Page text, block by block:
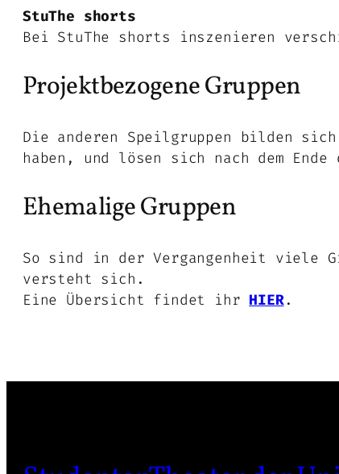
StuThe shorts
Bei StuThe shorts inszenieren
Projektbezogene Gruppen
Die anderen Speilgruppen bilden
haben, und lösen sich nach dem
Ehemalige Gruppen
So sind in der Vergangenheit viele
versteht sich.
Eine Übersicht findet ihr HIER.